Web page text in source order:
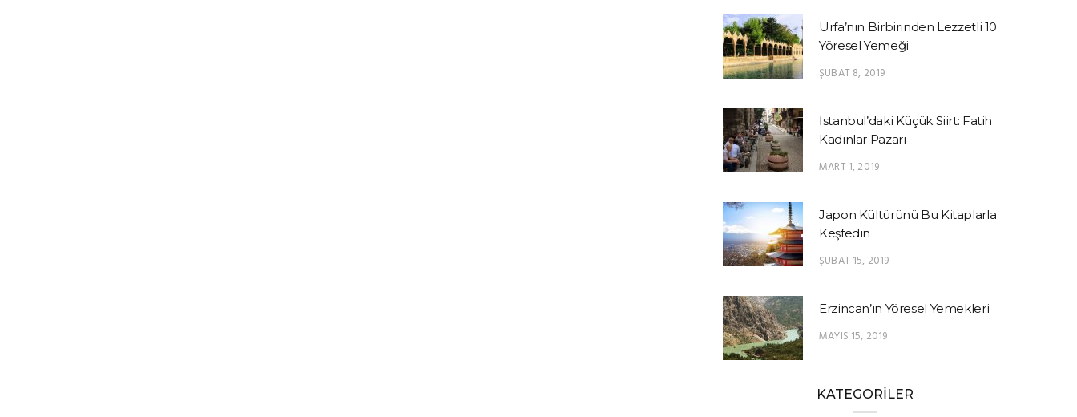
Urfa’nın Birbirinden Lezzetli 10
Yöresel Yemeği
ŞUBAT 8, 2019
İstanbul’daki Küçük Siirt: Fatih
Kadınlar Pazarı
MART 1, 2019
Japon Kültürünü Bu Kitaplarla
Keşfedin
ŞUBAT 15, 2019
Erzincan’ın Yöresel Yemekleri
MAYIS 15, 2019
KATEGORİLER